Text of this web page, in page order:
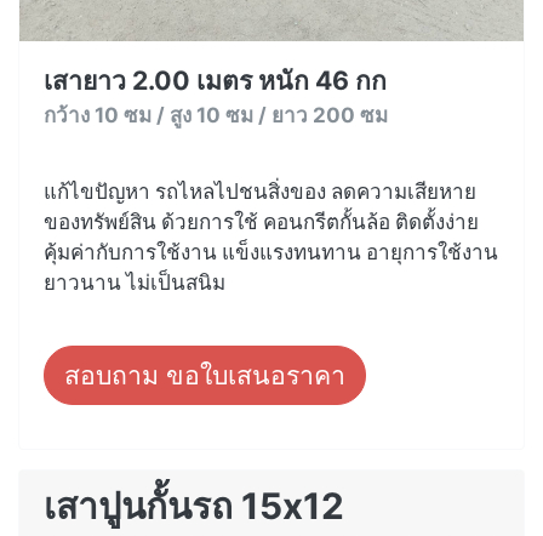
เสายาว 2.00 เมตร หนัก 46 กก
กว้าง 10 ซม / สูง 10 ซม / ยาว 200 ซม
แก้ไขปัญหา รถไหลไปชนสิ่งของ ลดความเสียหาย
ของทรัพย์สิน ด้วยการใช้ คอนกรีตกั้นล้อ ติดตั้งง่าย
คุ้มค่ากับการใช้งาน แข็งแรงทนทาน อายุการใช้งาน
ยาวนาน ไม่เป็นสนิม
สอบถาม ขอใบเสนอราคา
เสาปูนกั้นรถ 15x12